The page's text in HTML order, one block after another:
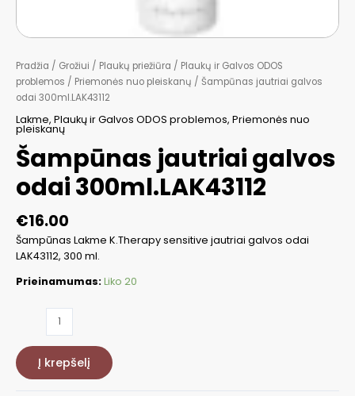
Pradžia / Grožiui / Plaukų priežiūra / Plaukų ir Galvos ODOS
problemos / Priemonės nuo pleiskanų / Šampūnas jautriai galvos
odai 300ml.LAK43112
Lakme, Plaukų ir Galvos ODOS problemos, Priemonės nuo
pleiskanų
Šampūnas jautriai galvos
odai 300ml.LAK43112
€16.00
Šampūnas Lakme K.Therapy sensitive jautriai galvos odai
LAK43112, 300 ml.
Prieinamumas:Liko 20
produkto
Šampūnas
jautriai
galvos
Į krepšelį